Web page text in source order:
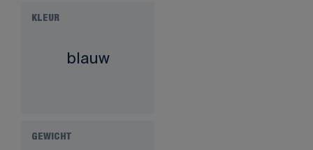
KLEUR
blauw
GEWICHT